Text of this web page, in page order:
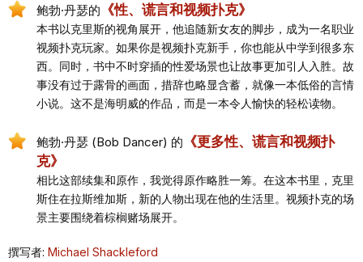
鲍勃·丹瑟的 《性、谎言和视频扑克》
本书以克里斯的视角展开，他追随新女友的脚步，成为一名职业
视频扑克玩家。如果你是视频扑克新手，你也能从中学到很多东
西。同时，书中不时穿插的性爱场景也让故事更加引人入胜。故
事没有过于露骨的画面，措辞也略显含蓄，就像一本低俗的言情
小说。这不是海明威的作品，而是一本令人愉快的轻松读物。
鲍勃·丹瑟 (Bob Dancer) 的 《更多性、谎言和视频扑
克》
相比这部续集和原作，我觉得原作略胜一筹。在这本书里，克里
斯住在拉斯维加斯，新的人物出现在他的生活里。视频扑克的场
景主要围绕着棕榈赌场展开。
撰写者: Michael Shackleford